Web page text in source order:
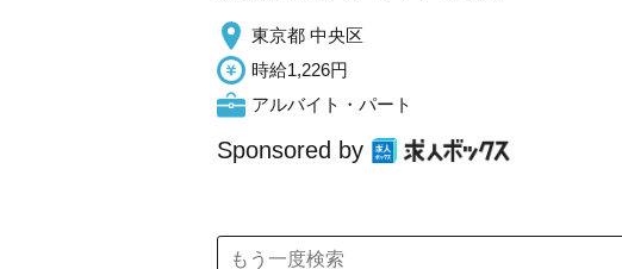
東京都 中央区
時給1,226円
アルバイト・パート
Sponsored by